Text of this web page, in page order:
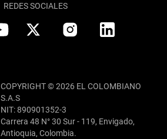
REDES SOCIALES
COPYRIGHT © 2026 EL COLOMBIANO
S.A.S
NIT: 890901352-3
Carrera 48 N° 30 Sur - 119, Envigado,
Antioquia, Colombia.